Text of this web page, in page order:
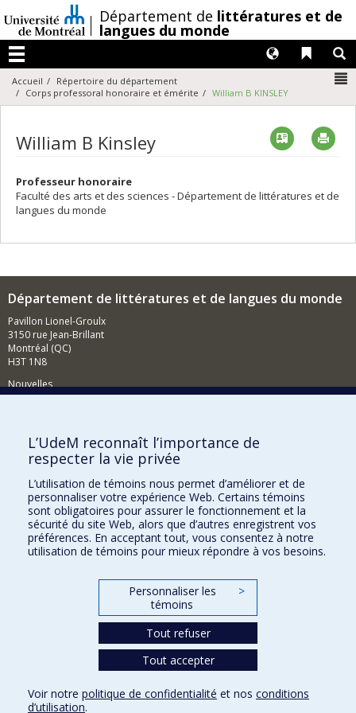
au
contenu
/Département de littératures et de
langues du monde
Menu
Liens
Langues
Accueil
Répertoire du département
Corps professoral honoraire et émérite
William B KINSLEY
William B Kinsley Vcard
Professeur honoraire
Faculté des arts et des sciences - Département de littératures et de
langues du monde
Département de littératures et de langues du monde
Pavillon Lionel-Groulx
3150 rue Jean-Brillant
Montréal (QC)
H3T 1N8
Nouvelles
Comment soutenir le Département?
BESOIN D'AIDE?
Plan du site
Signaler une erreur
Accessibilité
FACULTÉ DES ARTS ET DES SCIENCES
Nos départements et écoles
Conditions d’utilisation
L’UdeM reconnaît l’importance de
respecter la vie privée
L’utilisation de témoins nous permet d’améliorer et de
personnaliser votre expérience Web. Certains témoins
sont obligatoires pour assurer le fonctionnement et la
sécurité du site Web, alors que d’autres enregistrent vos
préférences. En acceptant tout, vous consentez à notre
utilisation de témoins pour mieux répondre à vos besoins.
Personnaliser les
témoins
>
Tout refuser
Tout accepter
Voir notre politique de confidentialité et nos conditions
d’utilisation.